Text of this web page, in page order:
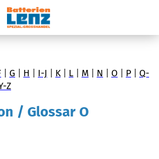
G H I-J K| L M N O P
Q-
Z
/ Glossar O